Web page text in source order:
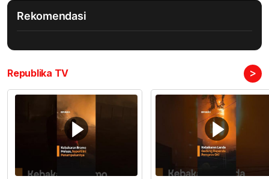
Rekomendasi
Republika TV >